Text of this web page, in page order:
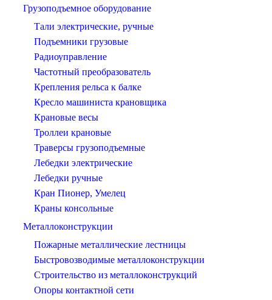
Грузоподъемное оборудование
Тали электрические, ручные
Подъемники грузовые
Радиоуправление
Частотный преобразователь
Крепления рельса к балке
Кресло машиниста крановщика
Крановые весы
Троллеи крановые
Траверсы грузоподъемные
Лебедки электрические
Лебедки ручные
Кран Пионер, Умелец
Краны консольные
Металлоконструкции
Пожарные металлические лестницы
Быстровозводимые металлоконструкции
Строительство из металлоконструкций
Опоры контактной сети